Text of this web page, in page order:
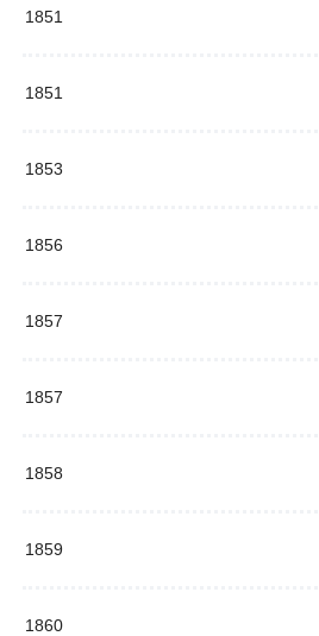
1851
1851
1853
1856
1857
1857
1858
1859
1860